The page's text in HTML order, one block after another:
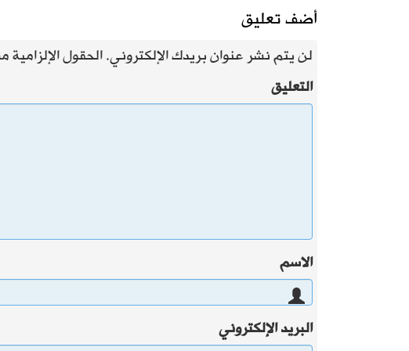
أضف تعليق
لن يتم نشر عنوان بريدك الإلكتروني.الحقول الإلزامية
التعليق
الاسم
البريد الإلكتروني